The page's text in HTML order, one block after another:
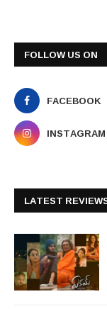
FOLLOW US ON
FACEBOOK
INSTAGRAM
LATEST